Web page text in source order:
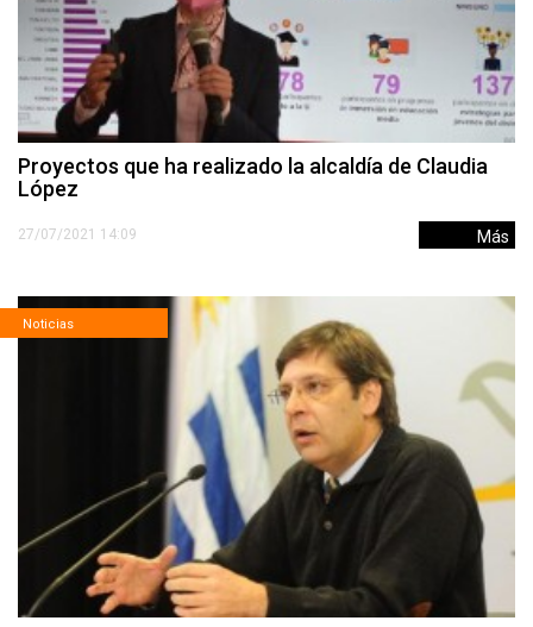
Proyectos que ha realizado la alcaldía de Claudia
López
27/07/2021 14:09 Más
Noticias